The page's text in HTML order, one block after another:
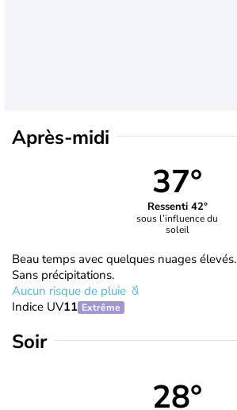
Après-midi
37°
Ressenti 42°
sous l’influence du
soleil
Beau temps avec quelques nuages élevés.
Sans précipitations.
Aucun risque de pluie
Indice UV11 Extrême
Soir
28°